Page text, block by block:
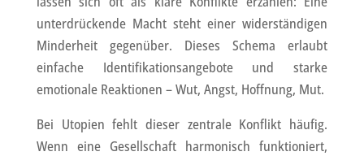
unterdrückende Macht steht einer widerständigen
Minderheit gegenüber. Dieses Schema erlaubt
einfache Identifikationsangebote und starke
emotionale Reaktionen – Wut, Angst, Hoffnung, Mut.
Bei Utopien fehlt dieser zentrale Konflikt häufig.
Wenn eine Gesellschaft harmonisch funktioniert,